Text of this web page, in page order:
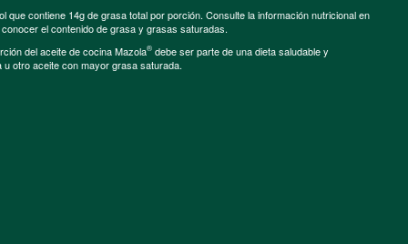
que contiene 14g de grasa total por porción. Consulte la información nutricional en
el contenido de grasa y grasas saturadas.
del aceite de cocina Mazola® debe ser parte de una dieta saludable y
otro aceite con mayor grasa saturada.